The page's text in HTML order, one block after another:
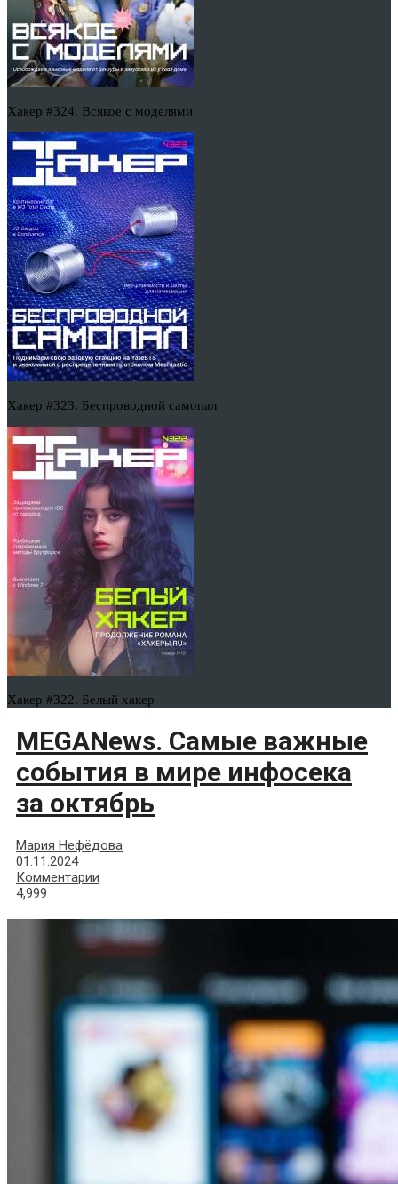
Хакер #324. Всякое с моделями
Хакер #323. Беспроводной самопал
Хакер #322. Белый хакер
MEGANews. Самые важные
события в мире инфосека
за октябрь
Мария Нефёдова
01.11.2024
Комментарии
4,999